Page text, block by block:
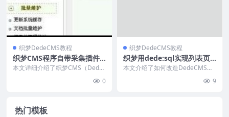
织梦DedeCMS教程
织梦CMS程序自带采集插件
使用教程
本文详细介绍了织梦CMS（Dede
0
织梦DedeCMS教程
织梦用dede:sql实现列表页
分页方法
本文介绍了如何改造DedeCMS的
9
热门模板